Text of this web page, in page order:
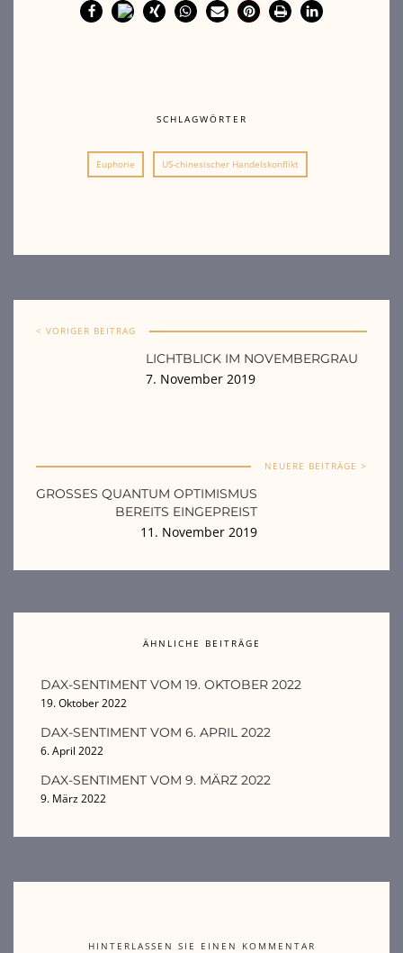
SCHLAGWÖRTER
Euphorie US-chinesischer Handelskonflikt
< VORIGER BEITRAG
LICHTBLICK IM NOVEMBERGRAU
7. November 2019
NEUERE BEITRÄGE >
GROSSES QUANTUM OPTIMISMUS B
EREITS EINGEPREIST
11. November 2019
ÄHNLICHE BEITRÄGE
DAX-SENTIMENT VOM 19. OKTOBER 2022
19. Oktober 2022
DAX-SENTIMENT VOM 6. APRIL 2022
6. April 2022
DAX-SENTIMENT VOM 9. MÄRZ 2022
9. März 2022
HINTERLASSEN SIE EINEN KOMMENTAR